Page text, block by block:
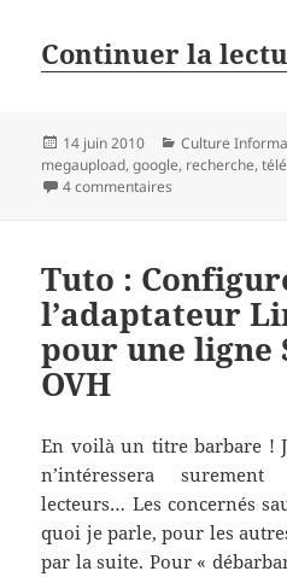
Continuer la
Publié
le
14 juin 2010 Catégories
Culture
megaupload,google, recherche,
4 commentaires
Tuto :
l’adaptateur
pour une ligne
OVH
En voilà un titre barbare !
n’intéressera
lecteurs… Les concernés
quoi je parle, pour les
par la suite. Pour «